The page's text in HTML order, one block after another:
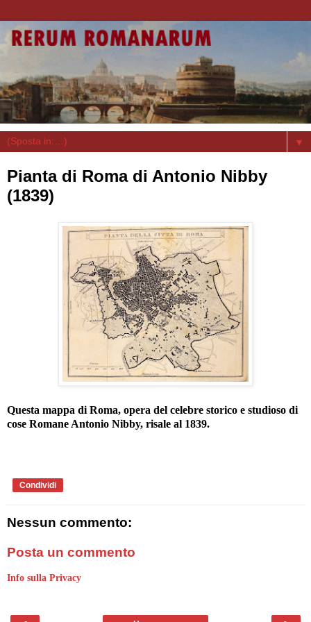
▼
Pianta di Roma di Antonio Nibby
(1839)
Questa mappa di Roma, opera del celebre storico e studioso di
cose Romane Antonio Nibby, risale al 1839.
Condividi
Nessun commento:
Posta un commento
Info sulla Privacy